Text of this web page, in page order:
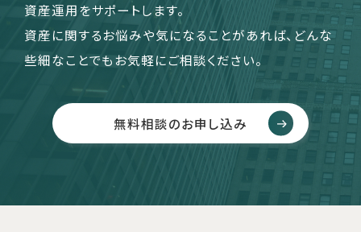
資産運用をサポートします。
資産に関するお悩みや気になることがあれば、どんな
些細なことでもお気軽にご相談ください。
無料相談のお申し込み